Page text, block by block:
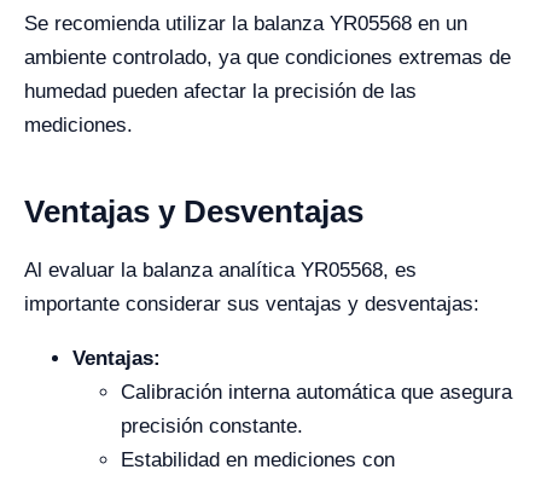
Se recomienda utilizar la balanza YR05568 en un
ambiente controlado, ya que condiciones extremas de
humedad pueden afectar la precisión de las
mediciones.
Ventajas y Desventajas
Al evaluar la balanza analítica YR05568, es
importante considerar sus ventajas y desventajas:
Ventajas:
Calibración interna automática que asegura
precisión constante.
Estabilidad en mediciones con